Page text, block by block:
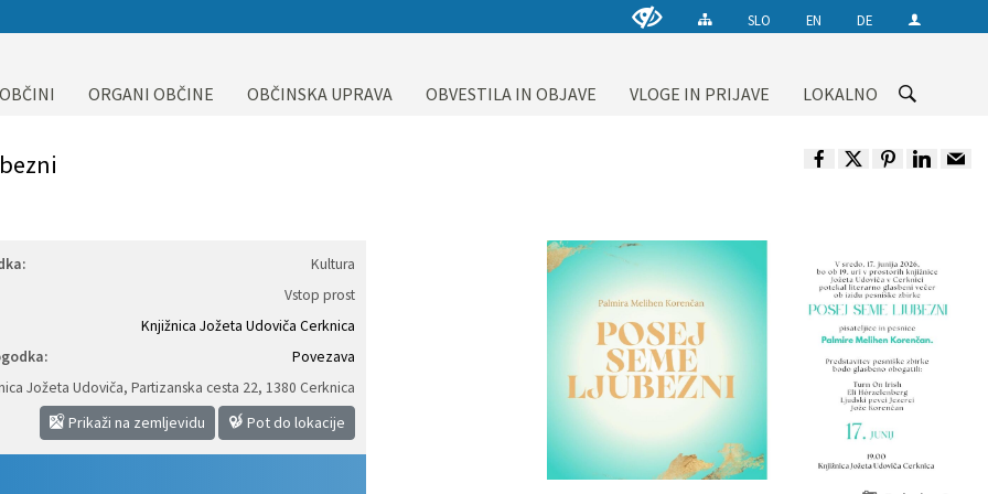
SLO EN DE
ORGANI OBČINE OBČINSKA UPRAVA OBVESTILA IN OBJAVE VLOGE IN PRIJAVE LOKALNO
Kultura
Vstop prost
Knjižnica Jožeta Udoviča Cerknica
Povezava
Jožeta Udoviča, Partizanska cesta 22, 1380 Cerknica
Prikaži na zemljevidu Pot do lokacije